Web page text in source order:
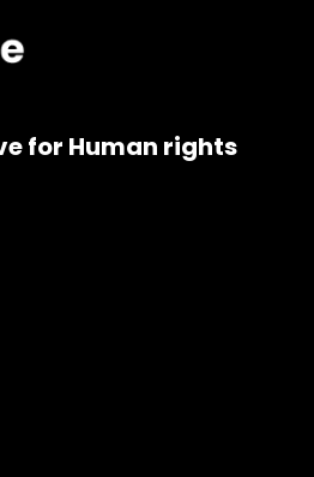
for Human rights